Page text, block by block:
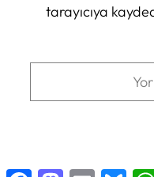
tarayıcıya